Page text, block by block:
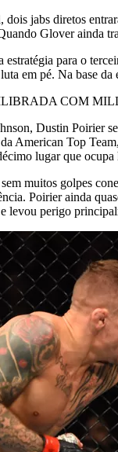
jabs diretos
Glover ainda
estratégia para o
em pé. Na base
COM
Dustin Poirier
American Top
lugar que
muitos golpes
Poirier ainda
levou perigo